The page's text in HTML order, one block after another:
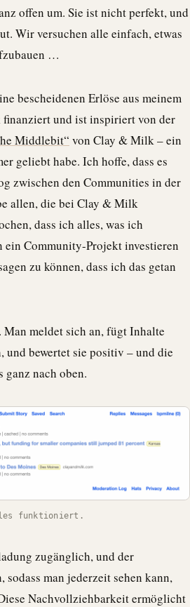
offen um. Sie ist nicht perfekt, und
Wir versuchen alle einfach, etwas
…
bescheidenen Erlöse aus meinem
und ist inspiriert von der
Middlebit“ von Clay & Milk – ein
geliebt habe. Ich hoffe, dass es
zwischen den Communities in der
allen, die bei Clay & Milk
dass ich alles, was ich
Community-Projekt investieren
zu können, dass ich das getan
meldet sich an, fügt Inhalte
und bewertet sie positiv – und die
ganz nach oben.
funktioniert.
zugänglich, und der
sodass man jederzeit sehen kann,
Nachvollziehbarkeit ermöglicht